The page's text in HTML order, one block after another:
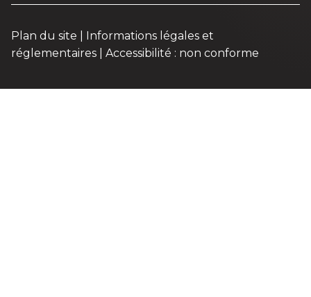
Plan du site
Informations légales et
réglementaires
Accessibilité : non conforme